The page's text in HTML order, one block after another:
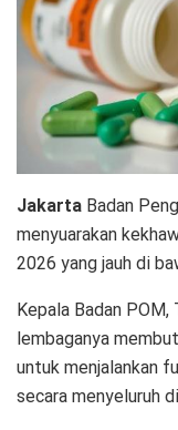
Jakarta Badan
menyuarakan
2026 yang jauh di
Kepala Badan POM,
lembaganya
untuk menjalankan
secara menyeluruh